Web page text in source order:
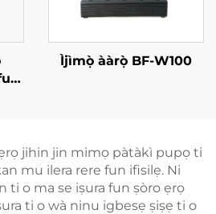
Ìjìmọ̀ ààrọ̀ BF-W100
jihin jin mimọ pàtàkì pupọ ti
mu ilera rere fun ifisilẹ. Ni
ti o ma se iṣura fun ṣòro ẹrọ
ti o wà ninu igbesẹ ṣiṣẹ ti o